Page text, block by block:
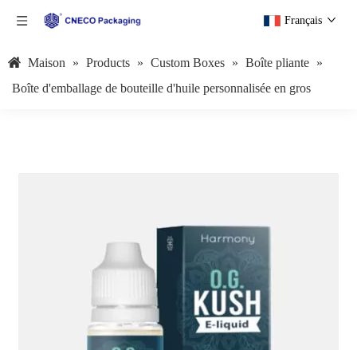
Français
Maison » Products » Custom Boxes » Boîte pliante »
Boîte d'emballage de bouteille d'huile personnalisée en gros